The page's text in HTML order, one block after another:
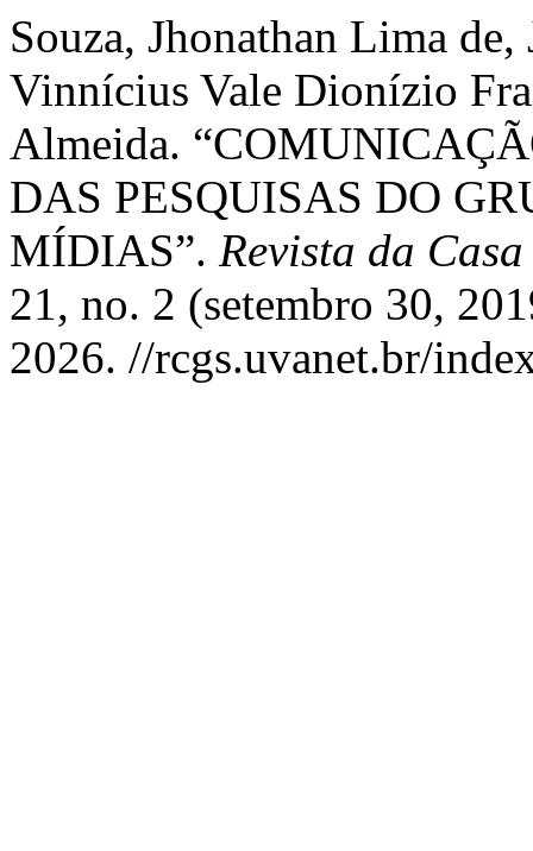
Souza, Jhonathan Lima
Vinnícius Vale Dionízio
Almeida.
DAS PESQUISAS DO
MÍDIAS”. Revista da
21, no. 2 (setembro 30,
2026. //rcgs.uvanet.br/